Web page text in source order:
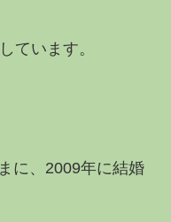
ています。
に、2009年に結婚